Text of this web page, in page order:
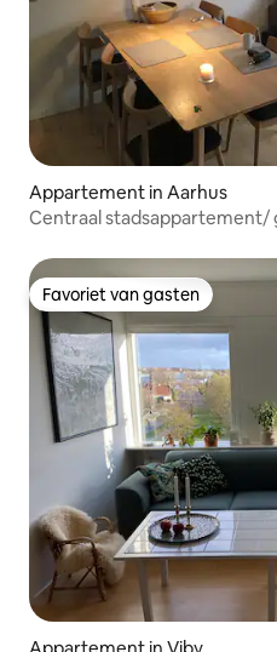
Appartement in Aarhus
Centraal stadsappartement/
Favoriet van gasten
Favoriet van gasten